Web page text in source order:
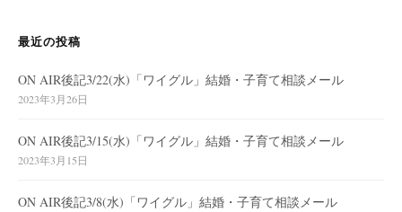
最近の投稿
ON AIR後記3/22(水)「ワイグル」結婚・子育て相談メール
2023年3月26日
ON AIR後記3/15(水)「ワイグル」結婚・子育て相談メール
2023年3月15日
ON AIR後記3/8(水)「ワイグル」結婚・子育て相談メール